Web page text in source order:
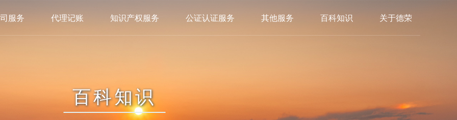
服务 代理记账 知识产权服务 公证认证服务 其他服务 百科知识 关于德荣
百科知识